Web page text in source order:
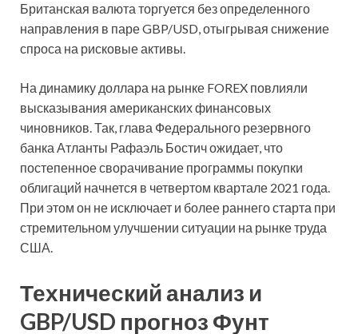
Британская валюта торгуется без определенного
направления в паре GBP/USD, отыгрывая снижение
спроса на рисковые активы.
На динамику доллара на рынке FOREX повлияли
высказывания американских финансовых
чиновников. Так, глава Федерального резервного
банка Атланты Рафаэль Бостич ожидает, что
постепенное сворачивание программы покупки
облигаций начнется в четвертом квартале 2021 года.
При этом он не исключает и более раннего старта при
стремительном улучшении ситуации на рынке труда
США.
Технический анализ и
GBP/USD прогноз Фунт